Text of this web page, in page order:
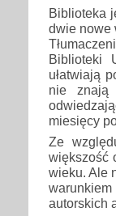
Biblioteka
dwie nowe
Biblioteki
ułatwiają
nie znają
miesięcy
Ze
większość
wieku. Ale
autorskich